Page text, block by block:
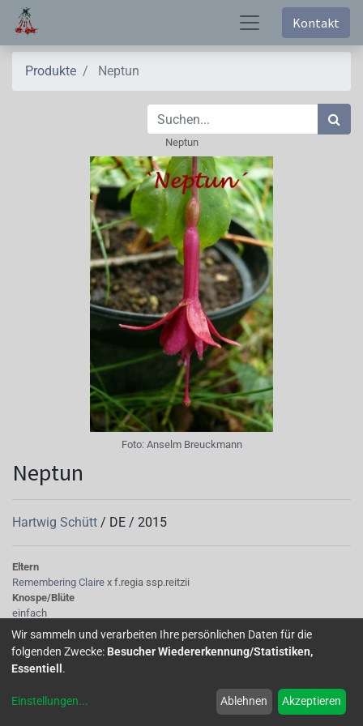
Kontakt
Produkte Neptun
Neptun
Foto: Anselm Breuckmann
Neptun
Hartwig Schütt / DE / 2015
Eltern
Remembering Claire x f.regia ssp.reitzii
Knospe/Blüte
einfach
Wuchs
winterhart
Home Mitglied werden Forum
Wir sammeln und verarbeiten Ihre persönlichen Daten für die
folgenden Zwecke: Besucher Wiedererkennung/Statistiken,
Essentiell .
Einstellungen... Ablehnen Akzeptieren